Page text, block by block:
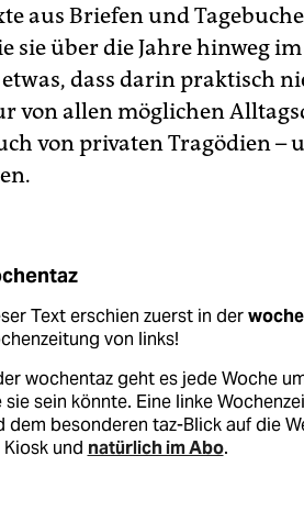
aus Briefen und
sie über die Jahre hinweg
dass darin praktisch
von allen möglichen
von privaten Tragödien –
Text erschien zuerst in der
von links!
wochentaz geht es jede Woche
sie sein könnte. Eine linke
dem besonderen taz-Blick auf die
Kiosk und natürlich im Abo.